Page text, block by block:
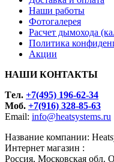
Наши работы
Фотогалерея
Расчет дымохода
Политика
Акции
НАШИ КОНТАКТЫ
Tел. +7(495) 196-62-34
Моб. +7(916) 328-85-63
Email: info@heatsystems.ru
Название компании:
Интернет магазин :
Россия, Московская обл.